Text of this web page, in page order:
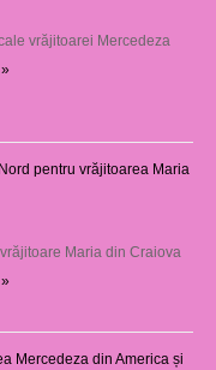
vrăjitoarei Mercedeza
pentru vrăjitoarea Maria
Maria din Craiova
Mercedeza din America și